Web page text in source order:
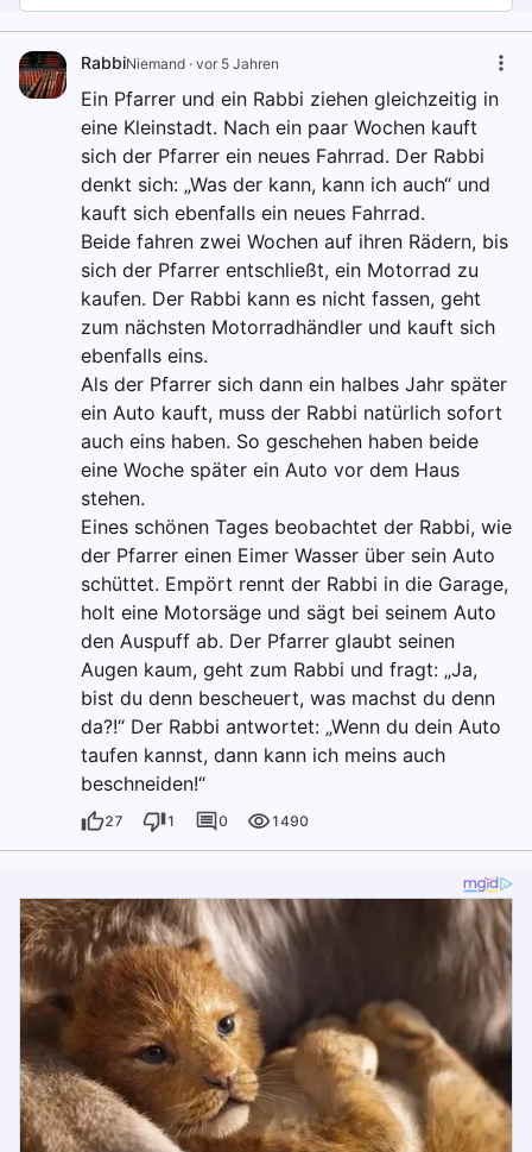
RabbiNiemand · vor 5 Jahren
Ein Pfarrer und ein Rabbi ziehen gleichzeitig in
eine Kleinstadt. Nach ein paar Wochen kauft
sich der Pfarrer ein neues Fahrrad. Der Rabbi
denkt sich: „Was der kann, kann ich auch“ und
kauft sich ebenfalls ein neues Fahrrad.
Beide fahren zwei Wochen auf ihren Rädern, bis
sich der Pfarrer entschließt, ein Motorrad zu
kaufen. Der Rabbi kann es nicht fassen, geht
zum nächsten Motorradhändler und kauft sich
ebenfalls eins.
Als der Pfarrer sich dann ein halbes Jahr später
ein Auto kauft, muss der Rabbi natürlich sofort
auch eins haben. So geschehen haben beide
eine Woche später ein Auto vor dem Haus
stehen.
Eines schönen Tages beobachtet der Rabbi, wie
der Pfarrer einen Eimer Wasser über sein Auto
schüttet. Empört rennt der Rabbi in die Garage,
holt eine Motorsäge und sägt bei seinem Auto
den Auspuff ab. Der Pfarrer glaubt seinen
Augen kaum, geht zum Rabbi und fragt: „Ja,
bist du denn bescheuert, was machst du denn
da?!“ Der Rabbi antwortet: „Wenn du dein Auto
taufen kannst, dann kann ich meins auch
beschneiden!“
27 1 0 1490